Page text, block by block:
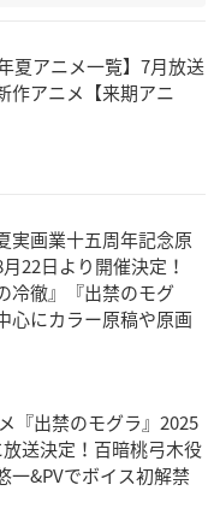
年夏アニメ一覧】7月放送
作アニメ【来期アニ
実画業十五周年記念原
22日より開催決定！
冷徹』『出禁のモグ
心にカラー原稿や原画
『出禁のモグラ』2025
送決定！百暗桃弓木役
一&PVでボイス初解禁